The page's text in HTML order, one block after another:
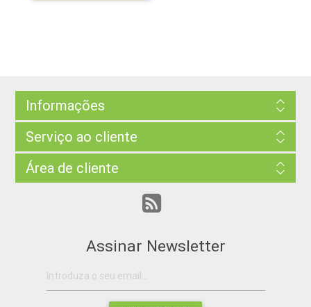
Informações
Serviço ao cliente
Área de cliente
Assinar Newsletter